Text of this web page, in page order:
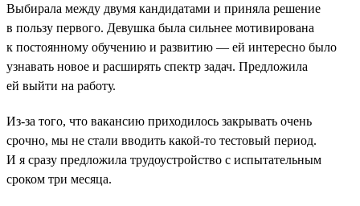
Выбирала между двумя кандидатами и приняла решение
в пользу первого. Девушка была сильнее мотивирована
к постоянному обучению и развитию — ей интересно было
узнавать новое и расширять спектр задач. Предложила
ей выйти на работу.
Из-за того, что вакансию приходилось закрывать очень
срочно, мы не стали вводить какой-то тестовый период.
И я сразу предложила трудоустройство с испытательным
сроком три месяца.